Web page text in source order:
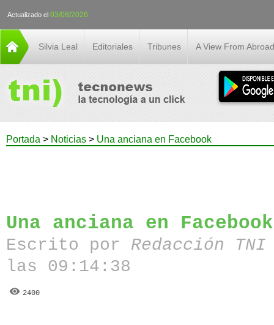
Actualizado el 03/08/2026
Silvia Leal Editoriales Tribunes A View From Abroad
Portada > Noticias > Una anciana en Facebook
Una anciana en Facebook
Escrito por Redacción
las 09:14:38
2400